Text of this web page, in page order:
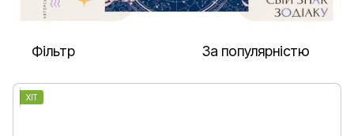
Фільтр За популярністю
ХІТ